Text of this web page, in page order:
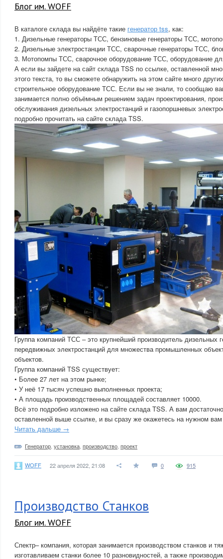
Блог им. WOFF
В каталоге склада вы найдёте такие генератор tss, как:
1. Дизельные генераторы ТСС, бензиновые генераторы ТСС,
2. Дизельные электростанции ТСС, сварочные генераторы ТСС,
3. Мотопомпы ТСС, сварочное оборудование ТСС, оборудование
А если вы зайдете на сайт склада TSS по ссылке, оставленной
этого текста, то вы сможете обнаружить на этом сайте много
строительное оборудование ТСС. Если вы не знали, то сообщаю
занимается полно объёмным решением задач проектирования,
обслуживания дизельных электростанций и газопоршневых
подробно прочитать на сайте склада TSS.
Группа компаний ТСС – это крупнейший производитель дизельных
передвижных электростанций для множества промышленных
объектов.
Группа компаний TSS существует:
• Более 27 лет на этом рынке;
• У неё 17 тысяч успешно выполненных проекта;
• А площадь производственных площадей составляет 10000.
Всё это подробно изложено на сайте склада TSS. А вам
оставленной выше ссылке, и вы сразу же окажетесь на нужном вам
Читать дальше →
Генератор установка производство проект
WOFF 22 апреля 2022, 21:08 0 915
Производство Станков
Блог им. WOFF
Спектр– компания, которая занимается производством станков и
изготавливаем станки более 10 разновидностей, а также